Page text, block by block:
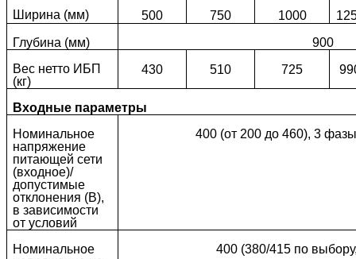
Ширина (мм)
500 750 1000
Глубина (мм)
900
Вес нетто ИБП
(кг)
430 510 725
Входные параметры
Номинальное
напряжение
питающей сети
(входное)/
допустимые
отклонения (В),
в зависимости
от условий
400 (от 200 до 460), 3
Номинальное
400 (380/415 по